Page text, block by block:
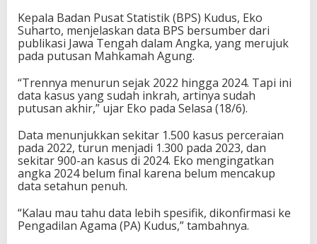
Kepala Badan Pusat Statistik (BPS) Kudus, Eko
Suharto, menjelaskan data BPS bersumber dari
publikasi Jawa Tengah dalam Angka, yang merujuk
pada putusan Mahkamah Agung.
“Trennya menurun sejak 2022 hingga 2024. Tapi ini
data kasus yang sudah inkrah, artinya sudah
putusan akhir,” ujar Eko pada Selasa (18/6).
Data menunjukkan sekitar 1.500 kasus perceraian
pada 2022, turun menjadi 1.300 pada 2023, dan
sekitar 900-an kasus di 2024. Eko mengingatkan
angka 2024 belum final karena belum mencakup
data setahun penuh.
“Kalau mau tahu data lebih spesifik, dikonfirmasi ke
Pengadilan Agama (PA) Kudus,” tambahnya.